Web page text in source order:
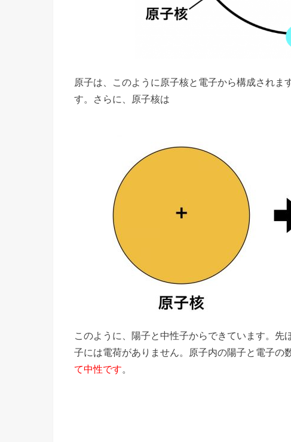
原子は、このように原子核と電子から構成されま
す。さらに、原子核は
このように、陽子と中性子からできています。
子には電荷がありません。原子内の陽子と電子の
て中性です。